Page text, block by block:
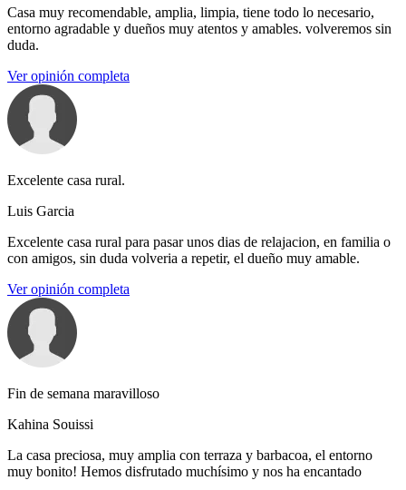
Casa muy recomendable, amplia, limpia, tiene todo lo necesario,
entorno agradable y dueños muy atentos y amables. volveremos sin
duda.
Ver opinión completa
Excelente casa rural.
Luis Garcia
Excelente casa rural para pasar unos dias de relajacion, en familia o
con amigos, sin duda volveria a repetir, el dueño muy amable.
Ver opinión completa
Fin de semana maravilloso
Kahina Souissi
La casa preciosa, muy amplia con terraza y barbacoa, el entorno
muy bonito! Hemos disfrutado muchísimo y nos ha encantado